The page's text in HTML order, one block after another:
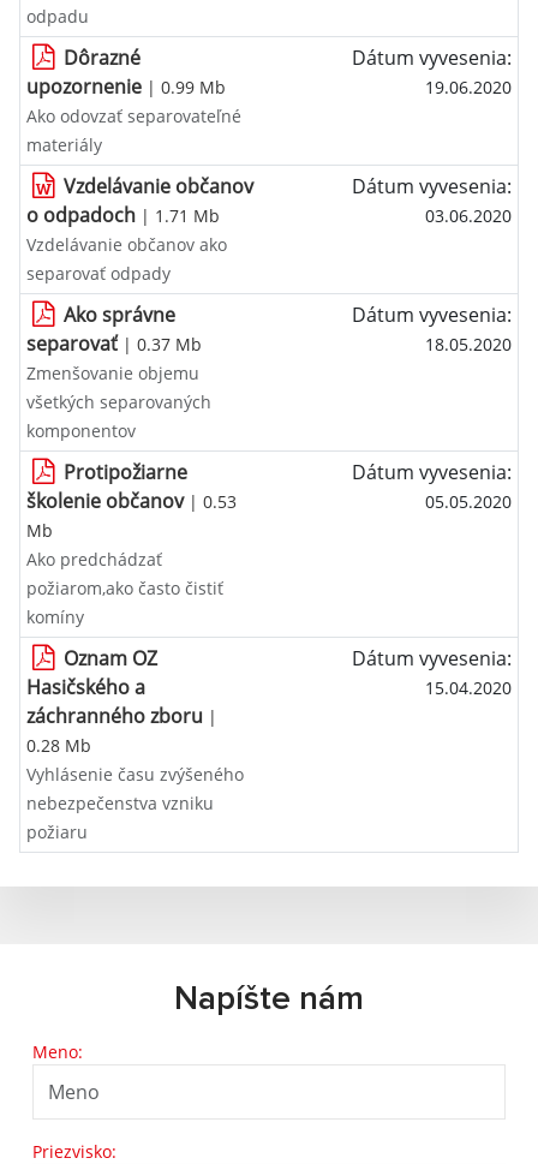
odpadu
Dôrazné
upozornenie | 0.99 Mb
Dátum vyvesenia:
19.06.2020
Ako odovzať separovateľné
materiály
Vzdelávanie občanov
o odpadoch | 1.71 Mb
Dátum vyvesenia:
03.06.2020
Vzdelávanie občanov ako
separovať odpady
Ako správne
separovať| 0.37 Mb
Dátum vyvesenia:
18.05.2020
Zmenšovanie objemu
všetkých separovaných
komponentov
Protipožiarne
školenie občanov| 0.53
Mb
Dátum vyvesenia:
05.05.2020
Ako predchádzať
požiarom,ako často čistiť
komíny
Oznam OZ
Hasičského a
záchranného zboru |
0.28 Mb
Dátum vyvesenia:
15.04.2020
Vyhlásenie času zvýšeného
nebezpečenstva vzniku
požiaru
Napíšte nám
Meno:
Priezvisko: